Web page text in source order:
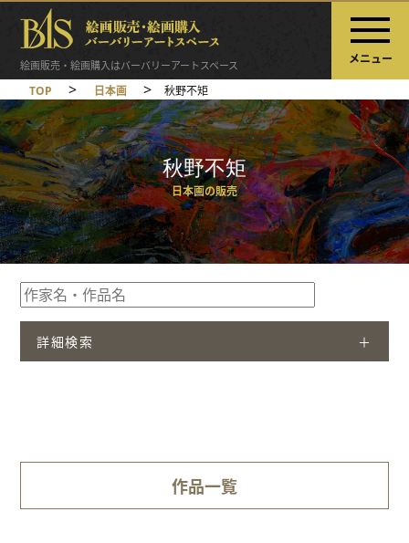
絵画販売・絵画購入はバーバリーアートスペース メニュー
TOP > 日本画 > 秋野不矩
秋野不矩
日本画の販売
詳細検索
作品一覧